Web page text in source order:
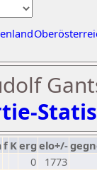
f Kerg elo+/-
0
1773